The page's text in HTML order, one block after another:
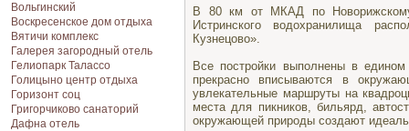
Вольгинский
Воскресенское дом отдыха
Вятичи комплекс
Галерея загородный отель
Гелиопарк Талассо
Голицыно центр отдыха
Горизонт соц
Григорчиково санаторий
Дафна отель
В 80 км от МКАД по
Истринского водохранилища
Кузнецово».
Все постройки выполнены в
прекрасно вписываются в
увлекательные маршруты на
места для пикников, бильярд,
окружающей природы создают